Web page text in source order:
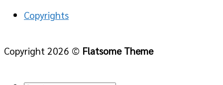
Copyrights
Copyright 2026 © Flatsome Theme